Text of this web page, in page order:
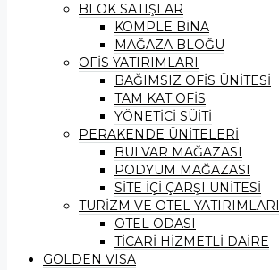
BLOK SATIŞLAR
KOMPLE BİNA
MAĞAZA BLOĞU
OFİS YATIRIMLARI
BAĞIMSIZ OFİS ÜNİTESİ
TAM KAT OFİS
YÖNETİCİ SÜİTİ
PERAKENDE ÜNİTELERİ
BULVAR MAĞAZASI
PODYUM MAĞAZASI
SİTE İÇİ ÇARŞI ÜNİTESİ
TURİZM VE OTEL YATIRIMLARI
OTEL ODASI
TİCARİ HİZMETLİ DAİRE
GOLDEN VISA